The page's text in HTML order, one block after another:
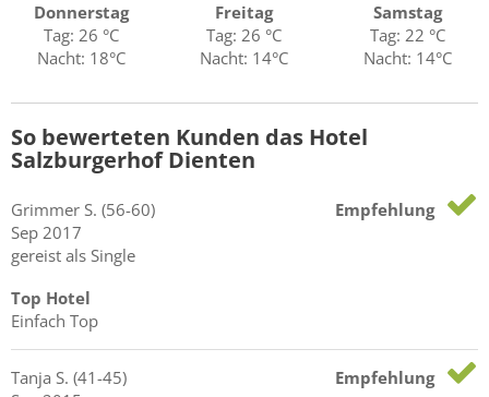
Donnerstag
Tag: 26 °C
Nacht: 18°C
Freitag
Tag: 26 °C
Nacht: 14°C
Samstag
Tag: 22 °C
Nacht: 14°C
So bewerteten Kunden das Hotel
Salzburgerhof Dienten
Grimmer S. (56-60)
Sep 2017
gereist als Single
Empfehlung
Top Hotel
Einfach Top
Tanja S. (41-45)
Empfehlung